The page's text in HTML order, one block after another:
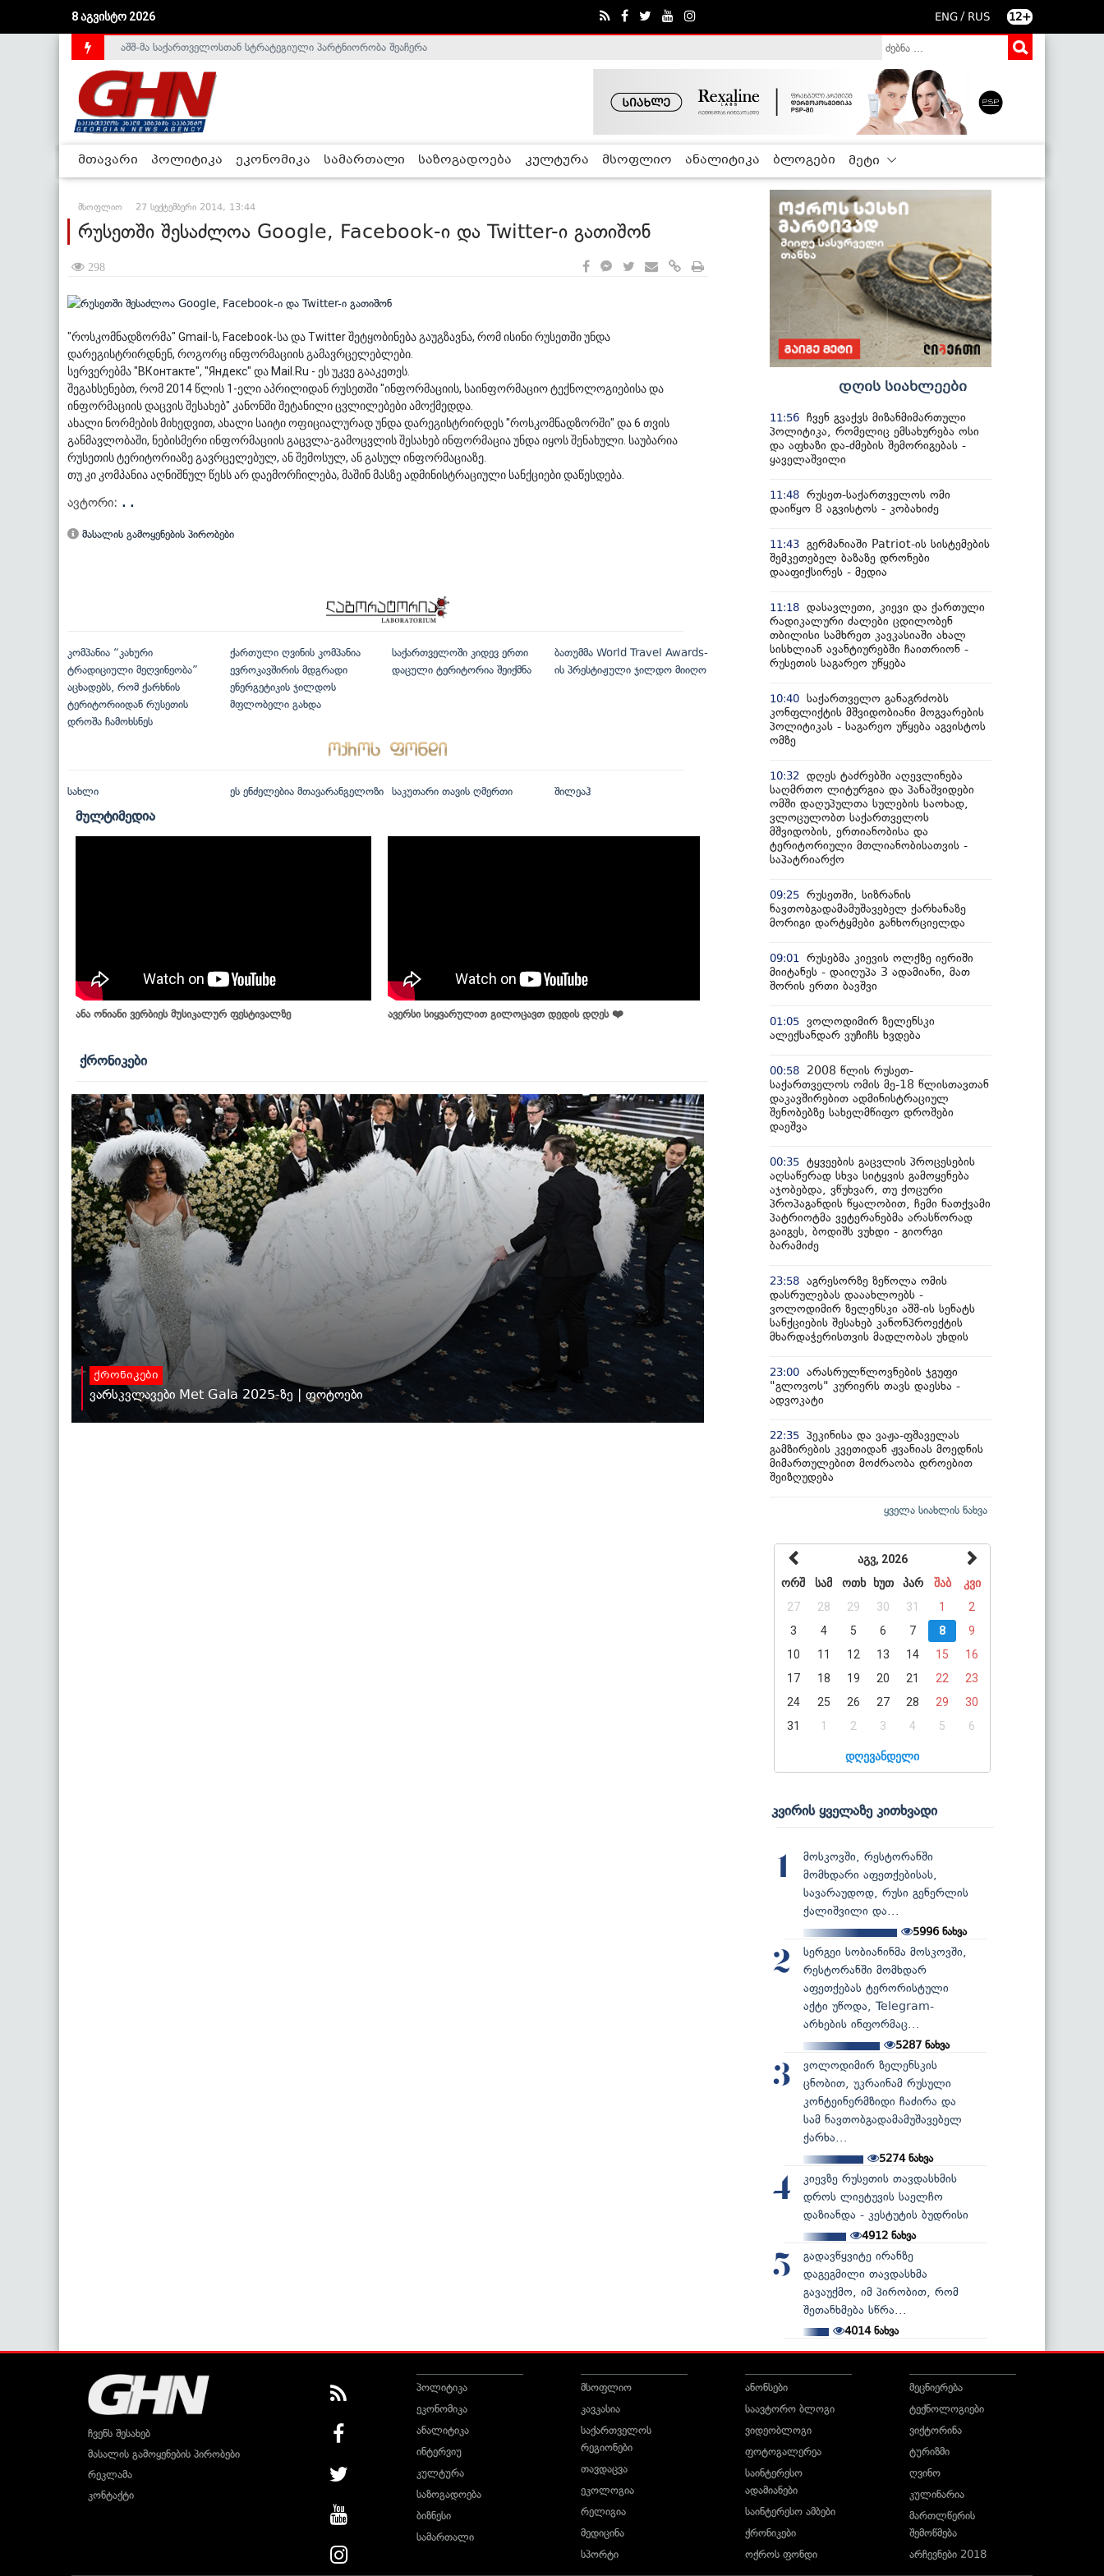
8 აგვისტო 2026 ENG / RUS 12+
საქართველოს დე-ფაქტო მთავრობა არალეგიტიმურია - ჰელსინკის კომისია
აშშ-მა საქართველოსთან სტრატეგიული პარტნიორობა შეაჩერა
მთავარი პოლიტიკა ეკონომიკა სამართალი საზოგადოება კულტურა მსოფლიო ანალიტიკა ბლოგები მეტი
მსოფლიო 27 სექტემბერი 2014, 13:44
რუსეთში შესაძლოა Google, Facebook-ი და Twitter-ი გათიშონ
298
"როსკომნადზორმა" Gmail-ს, Facebook-სა და Twitter შეტყობინება გაუგზავნა, რომ ისინი რუსეთში უნდა
დარეგისტრირდნენ, როგორც ინფორმაციის გამავრცელებლები.
სერვერებმა "ВКонтакте", "Яндекс" და Mail.Ru - ეს უკვე გააკეთეს.
შეგახსენებთ, რომ 2014 წლის 1-ელი აპრილიდან რუსეთში "ინფორმაციის, საინფორმაციო ტექნოლოგიებისა და
ინფორმაციის დაცვის შესახებ" კანონში შეტანილი ცვლილებები ამოქმედდა.
ახალი ნორმების მიხედვით, ახალი საიტი ოფიციალურად უნდა დარეგისტრირდეს "როსკომნადზორში" და 6 თვის
განმავლობაში, ნებისმერი ინფორმაციის გაცვლა-გამოცვლის შესახებ ინფორმაცია უნდა იყოს შენახული. საუბარია
რუსეთის ტერიტორიაზე გავრცელებულ, ან შემოსულ, ან გასულ ინფორმაციაზე.
თუ კი კომპანია აღნიშნულ წესს არ დაემორჩილება, მაშინ მასზე ადმინისტრაციული სანქციები დაწესდება.
ავტორი: . .
მასალის გამოყენების პირობები
კომპანია “კახური
ტრადიციული მეღვინეობა”
აცხადებს, რომ ქარხნის
ტერიტორიიდან რუსეთის
დროშა ჩამოხსნეს
ქართული ღვინის კომპანია
ევროკავშირის მდგრადი
ენერგეტიკის ჯილდოს
მფლობელი გახდა
საქართველოში კიდევ ერთი
დაცული ტერიტორია შეიქმნა
ბათუმმა World Travel Awards-
ის პრესტიჟული ჯილდო მიიღო
სახლი ეს ენძელებია მთავარანგელოზი საკუთარი თავის ღმერთი შილეაჰ
მულტიმედია
ანა ონიანი ვერბიეს მუსიკალურ ფესტივალზე ავერსი სიყვარულით გილოცავთ დედის დღეს ❤️
ქრონიკები
ქრონიკები
ვარსკვლავები Met Gala 2025-ზე | ფოტოები
დღის სიახლეები
11:56 ჩვენ გვაქვს მიზანმიმართული
პოლიტიკა, რომელიც ემსახურება ოსი
და აფხაზი და-ძმების შემორიგებას -
ყაველაშვილი
11:48 რუსეთ-საქართველოს ომი
დაიწყო 8 აგვისტოს - კობახიძე
11:43 გერმანიაში Patriot-ის სისტემების
შემკეთებელ ბაზაზე დრონები
დააფიქსირეს - მედია
11:18 დასავლეთი, კიევი და ქართული
რადიკალური ძალები ცდილობენ
თბილისი სამხრეთ კავკასიაში ახალ
სისხლიან ავანტიურებში ჩაითრიონ -
რუსეთის საგარეო უწყება
10:40 საქართველო განაგრძობს
კონფლიქტის მშვიდობიანი მოგვარების
პოლიტიკას - საგარეო უწყება აგვისტოს
ომზე
10:32
დღეს ტაძრებში აღევლინება
საღმრთო ლიტურგია და პანაშვიდები
ომში დაღუპულთა სულების საოხად,
ვლოცულობთ საქართველოს
მშვიდობის, ერთიანობისა და
ტერიტორიული მთლიანობისათვის -
საპატრიარქო
09:25 რუსეთში, სიზრანის
ნავთობგადამამუშავებელ ქარხანაზე
მორიგი დარტყმები განხორციელდა
09:01
რუსებმა კიევის ოლქზე იერიში
მიიტანეს - დაიღუპა 3 ადამიანი, მათ
შორის ერთი ბავშვი
01:05 ვოლოდიმირ ზელენსკი
ალექსანდარ ვუჩიჩს ხვდება
00:58
2008 წლის რუსეთ-
საქართველოს ომის მე-18 წლისთავთან
დაკავშირებით ადმინისტრაციულ
შენობებზე სახელმწიფო დროშები
დაეშვა
00:35 ტყვეების გაცვლის პროცესების
აღსაწერად სხვა სიტყვის გამოყენება
აჯობებდა, ვწუხვარ, თუ ქოცური
პროპაგანდის წყალობით, ჩემი ნათქვამი
პატრიოტმა ვეტერანებმა არასწორად
გაიგეს, ბოდიშს ვუხდი - გიორგი
ბარამიძე
23:58 აგრესორზე ზეწოლა ომის
დასრულებას დააახლოებს -
ვოლოდიმირ ზელენსკი აშშ-ის სენატს
სანქციების შესახებ კანონპროექტის
მხარდაჭერისთვის მადლობას უხდის
23:00 არასრულწლოვნების ჯგუფი
"გლოვოს" კურიერს თავს დაესხა -
ადვოკატი
22:35 პეკინისა და ვაჟა-ფშაველას
გამზირების კვეთიდან ჟვანიას მოედნის
მიმართულებით მოძრაობა დროებით
შეიზღუდება
ყველა სიახლის ნახვა
აგვ, 2026
ორშ
სამ ოთხ ხუთ პარ შაბ
კვი
27
28 29 30 31 1
2
3
4 5 6 7 8
9
10
11 12 13 14 15
16
17
18 19 20 21 22
23
24
25 26 27 28 29
30
31
1 2 3 4 5 6
დღევანდელი
კვირის ყველაზე კითხვადი
1
მოსკოვში, რესტორანში
მომხდარი აფეთქებისას,
სავარაუდოდ, რუსი გენერლის
ქალიშვილი და...
5996ნახვა
2
სერგეი სობიანინმა მოსკოვში,
რესტორანში მომხდარ
აფეთქებას ტერორისტული
აქტი უწოდა, Telegram-
არხების ინფორმაც...
5287 ნახვა
3
ვოლოდიმირ ზელენსკის
ცნობით, უკრაინამ რუსული
კონტეინერმზიდი ჩაძირა და
სამ ნავთობგადამამუშავებელ
ქარხა...
5274ნახვა
4
კიევზე რუსეთის თავდასხმის
დროს ლიეტუვის საელჩო
დაზიანდა - კესტუტის ბუდრისი
4912ნახვა
5
გადავწყვიტე ირანზე
დაგეგმილი თავდასხმა
გავაუქმო, იმ პირობით, რომ
შეთანხმება სწრა...
4014ნახვა
ჩვენს შესახებ
მასალის გამოყენების პირობები
რეკლამა
კონტაქტი
პოლიტიკა
ეკონომიკა
ანალიტიკა
ინტერვიუ
კულტურა
საზოგადოება
ბიზნესი
სამართალი
მსოფლიო
კავკასია
საქართველოს
რეგიონები
თავდაცვა
ეკოლოგია
რელიგია
მედიცინა
სპორტი
ანონსები
საავტორო ბლოგი
ვიდეობლოგი
ფოტოგალერეა
საინტერესო
ადამიანები
საინტერესო ამბები
ქრონიკები
ოქროს ფონდი
მეცნიერება
ტექნოლოგიები
ვიქტორინა
ტურიზმი
ღვინო
კულინარია
მართლწერის
შემოწმება
არჩევნები 2018